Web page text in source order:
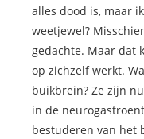
alles dood is, maar
weetjewel?
gedachte. Maar dat
op zichzelf werkt.
buikbrein? Ze zijn
in de
bestuderen van het